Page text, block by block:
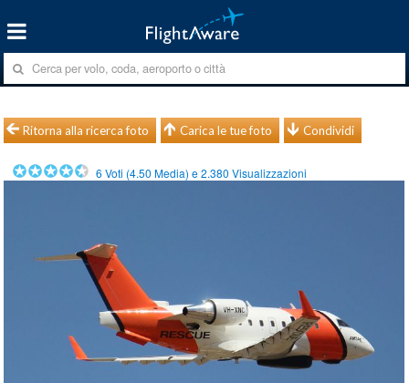
Ritorna alla ricerca foto Carica le tue foto Condividi
6 Voti (4.50 Media) e2.380 Visualizzazioni